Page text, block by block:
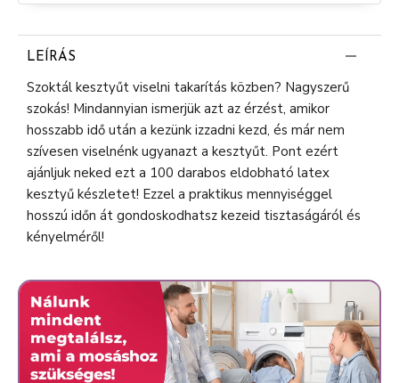
LEÍRÁS
Szoktál kesztyűt viselni takarítás közben? Nagyszerű
szokás! Mindannyian ismerjük azt az érzést, amikor
hosszabb idő után a kezünk izzadni kezd, és már nem
szívesen viselnénk ugyanazt a kesztyűt. Pont ezért
ajánljuk neked ezt a 100 darabos eldobható latex
kesztyű készletet! Ezzel a praktikus mennyiséggel
hosszú időn át gondoskodhatsz kezeid tisztaságáról és
kényelméről!